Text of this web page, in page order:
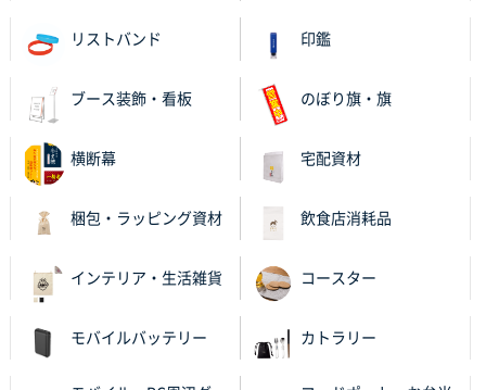
リストバンド 印鑑
ブース装飾・看板 のぼり旗・旗
横断幕 宅配資材
梱包・ラッピング資材 飲食店消耗品
インテリア・生活雑貨 コースター
モバイルバッテリー カトラリー